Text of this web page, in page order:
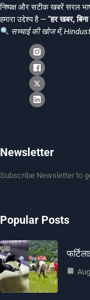
निष्पक्ष और सटीक खबरें सरल
हमारा उद्देश्य है — "हर खबर,
सच्चाई की खोज में,
Newsletter
Subscribe Newsletter to
Popular Posts